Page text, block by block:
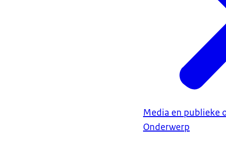
Media en publieke
Onderwerp